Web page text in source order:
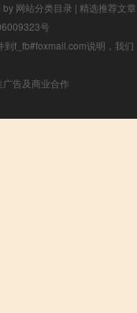
by 网站分类目录 | 精选推荐文章
号
到f_fb#foxmail.com说明，我们
告及商业合作